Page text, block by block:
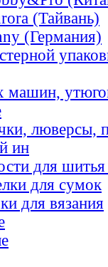
(Тайвань)
(Германия)
машин,
люверсы,
ин
для шитья
для сумок
для вязания